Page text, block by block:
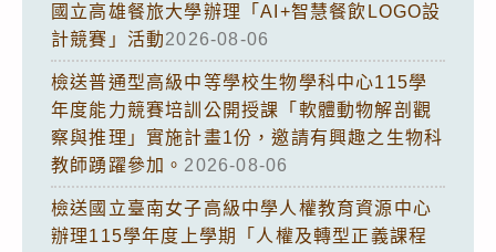
國立高雄餐旅大學辦理「AI+智慧餐飲LOGO設
計競賽」活動2026-08-06
檢送普通型高級中等學校生物學科中心115學
年度能力競賽培訓公開授課「軟體動物解剖觀
察與推理」實施計畫1份，邀請有興趣之生物科
教師踴躍參加。 2026-08-06
檢送國立臺南女子高級中學人權教育資源中心
辦理115學年度上學期「人權及轉型正義課程